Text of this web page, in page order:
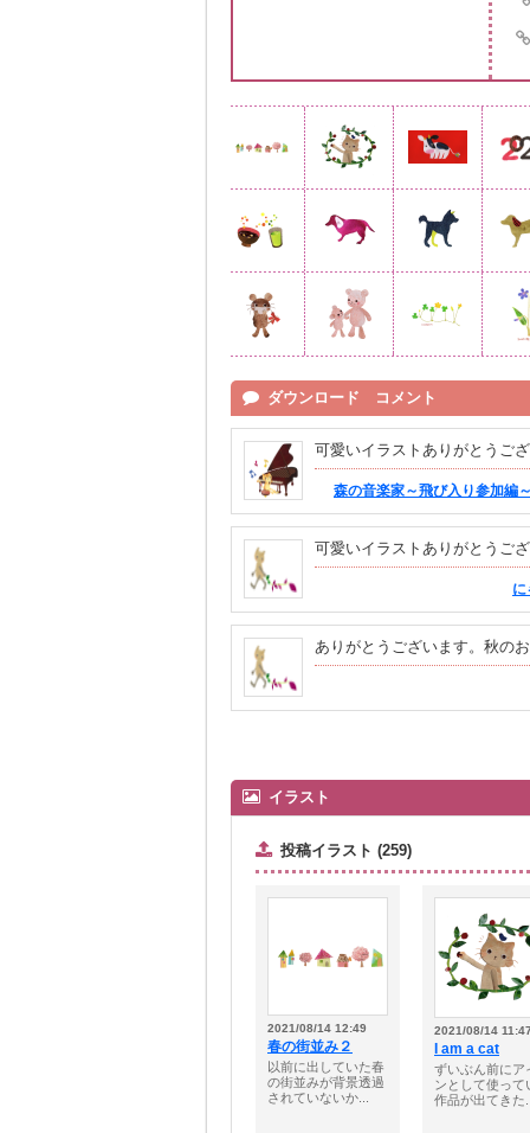
ダウンロード コメント
可愛いイラストありがとうご
森の音楽家～飛び入り参加
可愛いイラストありがとうご
ありがとうございます。秋の
イラスト
投稿イラスト (259)
2021/08/14 12:49
春の街並み２
以前に出していた春
の街並みが背景透過
されていないか...
2021/08/14
I am a cat
ずいぶん前にア
ンとして使って
作品が出てきた